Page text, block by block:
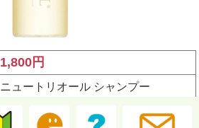
1,800円
ニュートリオール シャンプー
NuSkin